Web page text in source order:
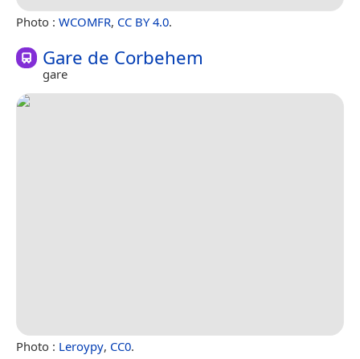
Photo : WCOMFR, CC BY 4.0.
Gare de Corbehem
gare
Photo : Leroypy, CC0.